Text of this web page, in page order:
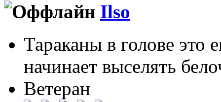
Ilso
Тараканы в голове это
начинает выселять
Ветеран